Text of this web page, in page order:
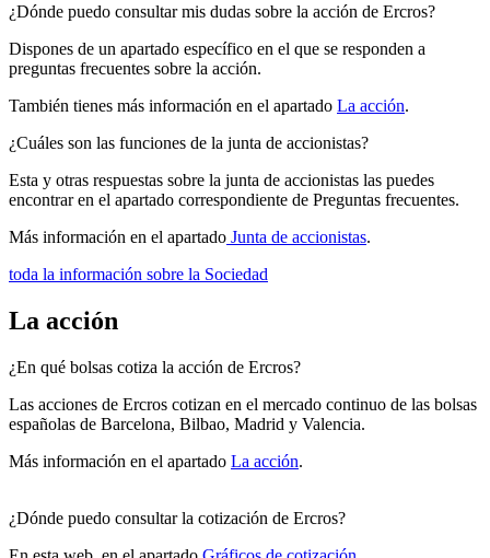
¿Dónde puedo consultar mis dudas sobre la acción de Ercros?
Dispones de un apartado específico en el que se responden a
preguntas frecuentes sobre la acción.
También tienes más información en el apartado La acción.
¿Cuáles son las funciones de la junta de accionistas?
Esta y otras respuestas sobre la junta de accionistas las puedes
encontrar en el apartado correspondiente de Preguntas frecuentes.
Más información en el apartado Junta de accionistas.
toda la información sobre la Sociedad
La acción
¿En qué bolsas cotiza la acción de Ercros?
Las acciones de Ercros cotizan en el mercado continuo de las bolsas
españolas de Barcelona, Bilbao, Madrid y Valencia.
Más información en el apartado La acción.
¿Dónde puedo consultar la cotización de Ercros?